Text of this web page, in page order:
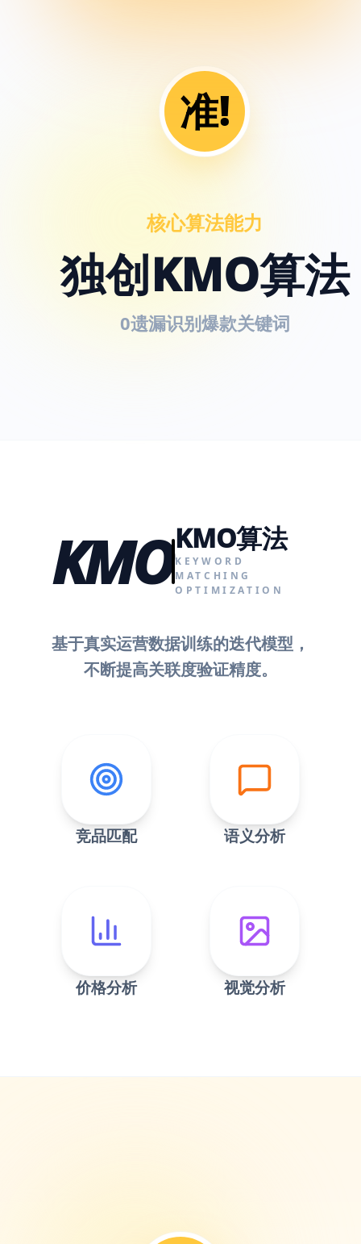
准!
核心算法能力
独创KMO算法
0遗漏识别爆款关键词
KMOKMO算法
KEYWORD
MATCHING
OPTIMIZATION
基于真实运营数据训练的迭代模型，
不断提高关联度验证精度。
竞品匹配 语义分析
价格分析 视觉分析